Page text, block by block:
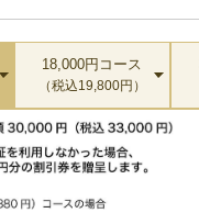
18,000円コース
（税込19,800円）